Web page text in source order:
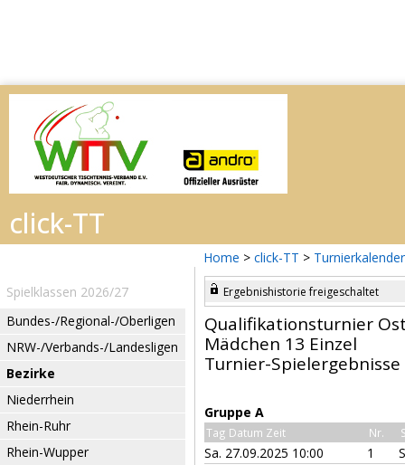
Home > click-TT > Turnierkalender
Spielklassen 2026/27
Bundes-/Regional-/Oberligen
NRW-/Verbands-/Landesligen
Bezirke
Niederrhein
Rhein-Ruhr
Rhein-Wupper
Ergebnishistorie freigeschaltet
Qualifikationsturnier
Mädchen 13 Einzel
Turnier-Spielergebnisse
Gruppe A
Tag Datum Zeit Nr.
Sa. 27.09.2025 10:00 1